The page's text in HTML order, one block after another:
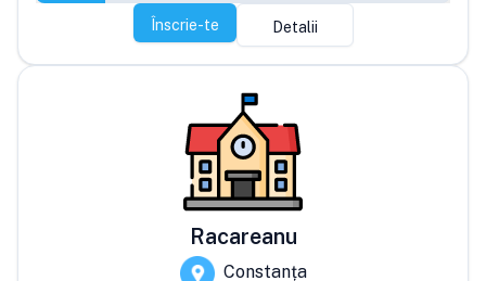
Înscrie-te Detalii
Racareanu
Constanța